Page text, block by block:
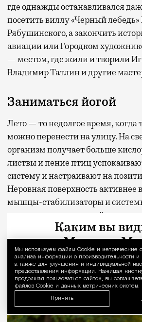
Мы используем файлы Сookie и метрические
анализа информации о производительности и
а также для улучшения и индивидуальной
предоставления информации. Нажимая
продолжая пользоваться сайтом, вы
файлов Cookie и данных метрических систем.
Принять
гдеоднажды останавливался
посетить виллу «Черный
Рябушинского, а закончить
авиации или Городком
— местом, где жили и творили
Владимир Татлин и другие
Заниматься йогой
Лето — то недолгое время, когда
можно перенести на улицу. На
организм получает больше
листвы и пение птиц
систему и настраивают на
Неровная поверхность активнее
мышцы-стабилизаторы и
равновесие, чем ровный пол
Чтобы начать тренировки на
подходят ли они вам, хватит
воды и солнцезащитного крема.
подходящую площадку в тени и
простые асаны, без стойки на